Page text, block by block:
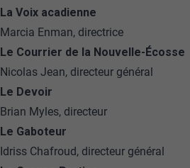
La Voix acadienne
Marcia Enman, directrice
Le Courrier de la Nouvelle-Écosse
Nicolas Jean, directeur général
Le Devoir
Brian Myles, directeur
Le Gaboteur
Idriss Chafroud, directeur général